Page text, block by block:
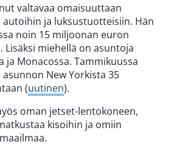
valtavaa omaisuuttaan
ja luksustuotteisiin. Hän
noin 15 miljoonan euron
Lisäksi miehellä on asuntoja
ja Monacossa. Tammikuussa
New Yorkista 35
(uutinen).
oman jetset-lentokoneen,
kisoihin ja omiin